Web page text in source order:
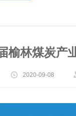
榆林煤炭产
2020-09-08